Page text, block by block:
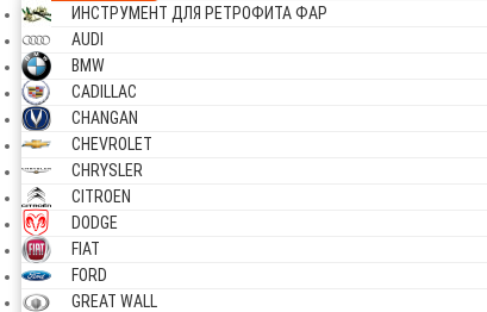
ИНСТРУМЕНТ ДЛЯ РЕТРОФИТА ФАР
AUDI
BMW
CADILLAC
CHANGAN
CHEVROLET
CHRYSLER
CITROEN
DODGE
FIAT
FORD
GREAT WALL